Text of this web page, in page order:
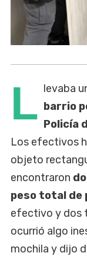
L levaba
barrio
Policía
Los efectivos
objeto
encontraron
peso total de
efectivo y dos
ocurrió algo
mochila y dijo